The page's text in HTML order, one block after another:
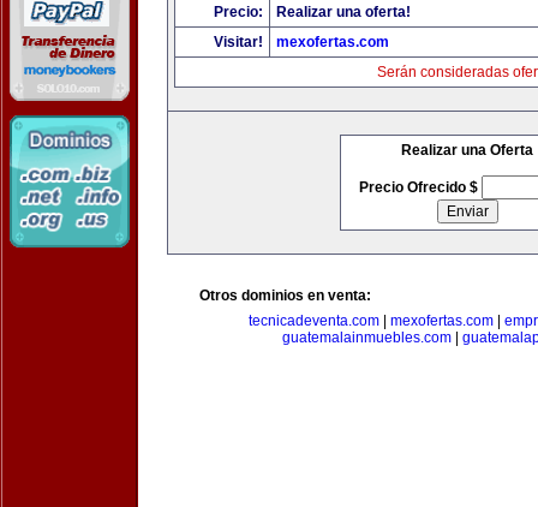
Precio:
Realizar una oferta!
Visitar!
mexofertas.com
Serán consideradas
Realizar una Oferta
Precio Ofrecido $
Otros dominios en venta:
tecnicadeventa.com
mexofertas.com
guatemalainmuebles.com|